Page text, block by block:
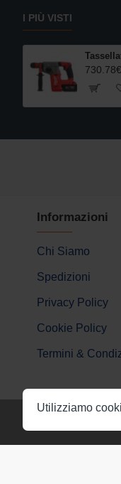
I PIÙ VISTI
730.78€
Informazioni
Chi Siamo
Spedizioni
Privacy Policy
Cookie Policy
Termini &
Utilizziamo